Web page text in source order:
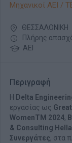
Μηχανικοί ΑΕΙ /
ΘΕΣΣΑΛΟΝΙΚΗ
Πλήρης
ΑΕΙ
Περιγραφή
Η Delta
εργασίας ως
WomenTM 2024,
& Consulting
Συνεργάτες, στα